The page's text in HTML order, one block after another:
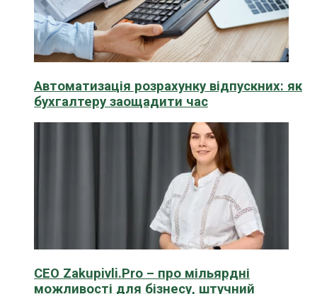
Автоматизація розрахунку відпускних: як
бухгалтеру заощадити час
CEO Zakupivli.Pro – про мільярдні
можливості для бізнесу, штучний